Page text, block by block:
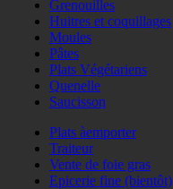
Grenouilles
Huitres et coquillages
Moules
Pâtes
Plats Végétariens
Quenelle
Saucisson
Plats àemporter
Traiteur
Vente de foie gras
Epicerie fine (bientôt)